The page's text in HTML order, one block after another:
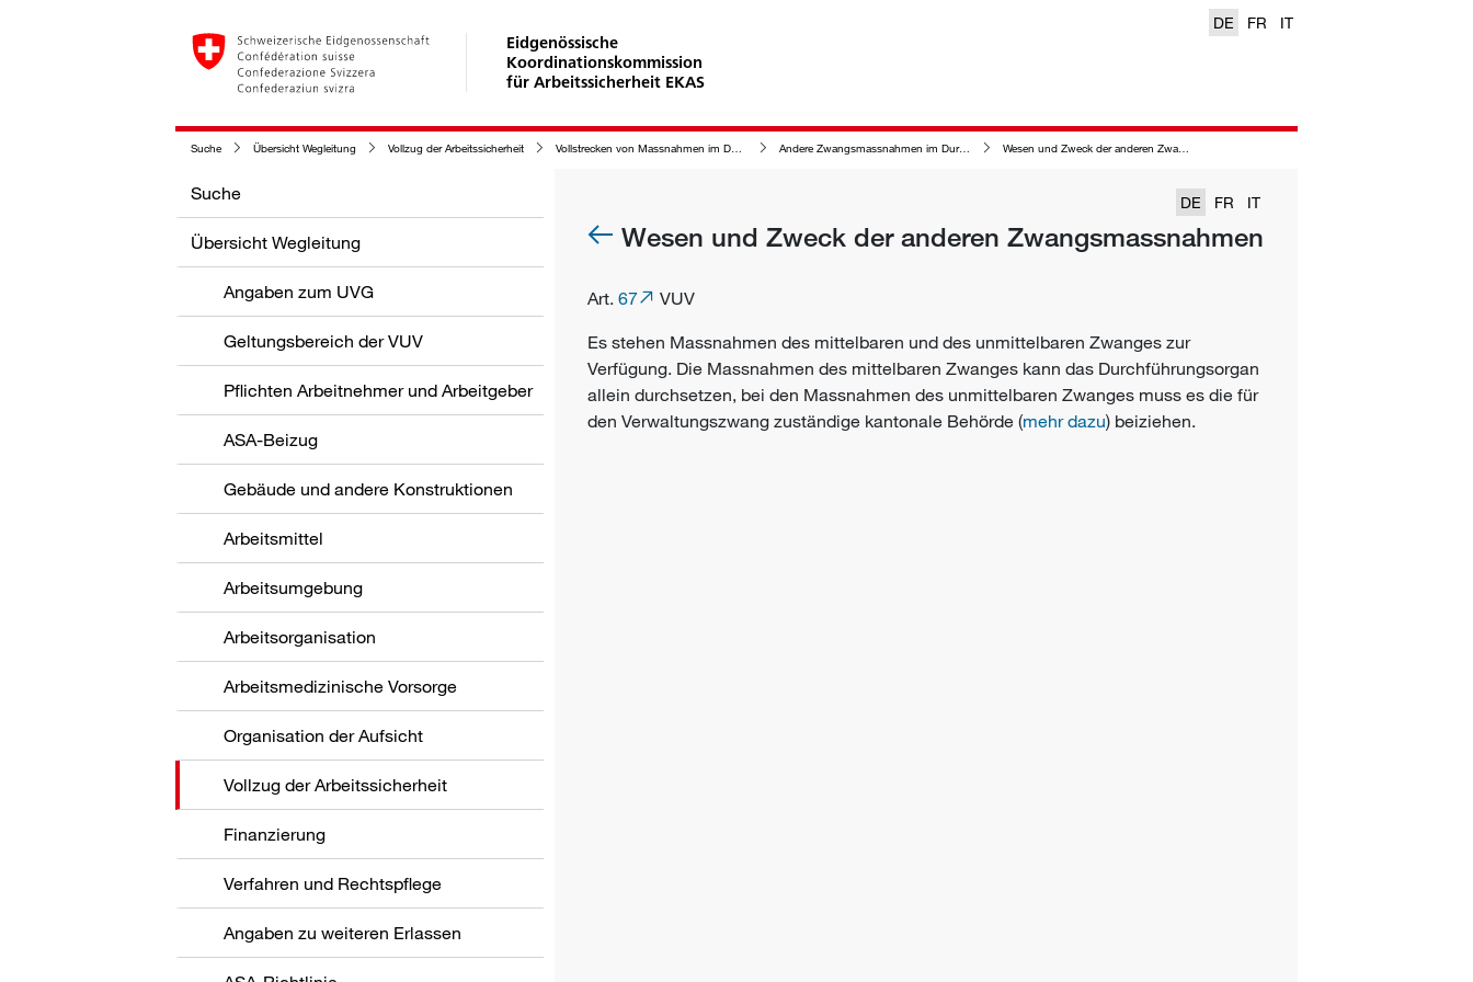
Eidgenössische
Koordinationskommission
für Arbeitssicherheit EKAS
DE FR IT
Suche Übersicht Wegleitung Vollzug der Arbeitssicherheit Vollstrecken von Massnahmen im Durchführungsverfahren der Arbeitssicherheit Andere Zwangsmassnahmen im Durchführungsverfahren der Arbeitssicherheit Wesen und Zweck der anderen Zwangsmassnahmen
Suche
Übersicht Wegleitung
Angaben zum UVG
Geltungsbereich der VUV
Pflichten Arbeitnehmer und Arbeitgeber
ASA-Beizug
Gebäude und andere Konstruktionen
Arbeitsmittel
Arbeitsumgebung
Arbeitsorganisation
Arbeitsmedizinische Vorsorge
Organisation der Aufsicht
Vollzug der Arbeitssicherheit
Finanzierung
Verfahren und Rechtspflege
Angaben zu weiteren Erlassen
DE FR IT
Wesen und Zweck der anderen Zwangsmassnahmen
Art. 67
VUV
Es stehen Massnahmen des mittelbaren und des unmittelbaren Zwanges zur
Verfügung. Die Massnahmen des mittelbaren Zwanges kann das Durchführungsorgan
allein durchsetzen, bei den Massnahmen des unmittelbaren Zwanges muss es die für
den Verwaltungszwang zuständige kantonale Behörde (mehr dazu) beiziehen.